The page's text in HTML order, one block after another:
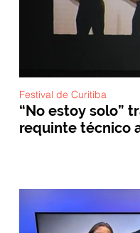
“No estoy solo”
requinte técnico
Festival de Curitiba